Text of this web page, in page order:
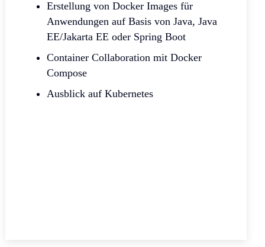
Erstellung von Docker Images für
Anwendungen auf Basis von Java, Java
EE/Jakarta EE oder Spring Boot
Container Collaboration mit Docker
Compose
Ausblick auf Kubernetes